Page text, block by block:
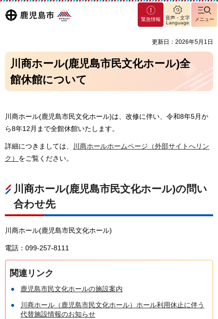
鹿児島
マグ
マシ
緊急情報
音声・文字
Language
メニュー
更新日：2026年5月1日
川商ホール(鹿児島市民文化ホール)全
館休館について
川商ホール(鹿児島市民文化ホール)は、改修に伴い、令和8年5月か
ら8年12月まで全館休館いたします。
詳細につきましては、
川商ホールホームページ（外部サイトへリン
ク） をご覧ください。
川商ホール(鹿児島市民文化ホール)の問い
合わせ先
川商ホール(鹿児島市民文化ホール)
電話：099-257-8111
関連リンク
鹿児島市民文化ホールの施設案内
川商ホール（鹿児島市民文化ホール）ホール利用休止に伴う
代替施設情報のお知らせ